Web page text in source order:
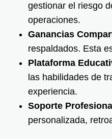
gestionar el riesgo
operaciones.
Ganancias
respaldados. Esta
Plataforma
las habilidades de
experiencia.
Soporte
personalizada,